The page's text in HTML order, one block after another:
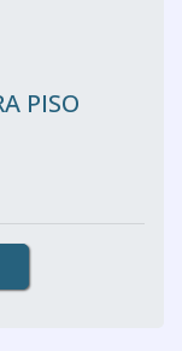
PISO